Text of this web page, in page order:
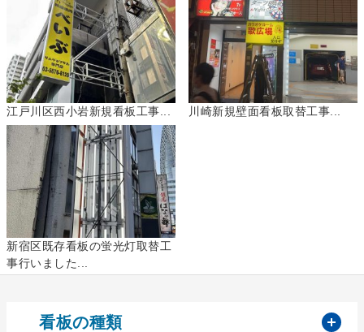
江戸川区西小岩新規看板工事... 川崎新規壁面看板取替工事...
新宿区既存看板の蛍光灯取替工
事行いました...
看板の種類